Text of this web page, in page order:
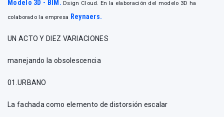
Modelo 3D - BIM. Dsign Cloud. En la elaboración del modelo 3D ha
colaborado la empresa Reynaers.
UN ACTO Y DIEZ VARIACIONES
manejando la obsolescencia
01.URBANO
La fachada como elemento de distorsión escalar